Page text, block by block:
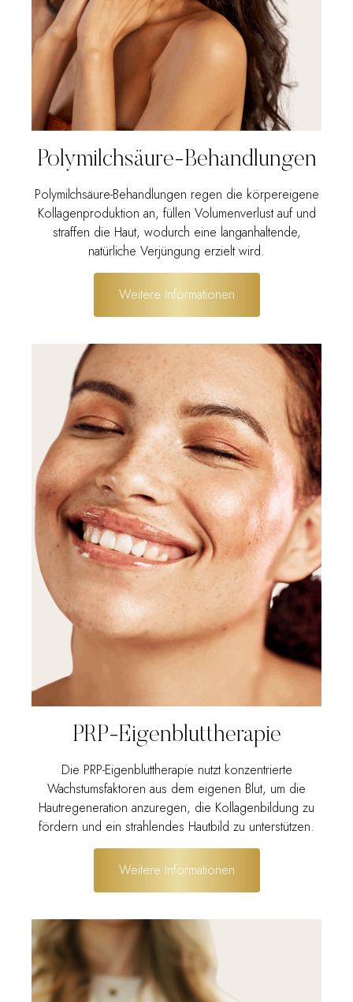
Polymilchsäure-Behandlungen
Polymilchsäure-Behandlungen regen die körpereigene
Kollagenproduktion an, füllen Volumenverlust auf und
straffen die Haut, wodurch eine langanhaltende,
natürliche Verjüngung erzielt wird.
Weitere Informationen
PRP-Eigenbluttherapie
Die PRP-Eigenbluttherapie nutzt konzentrierte
Wachstumsfaktoren aus dem eigenen Blut, um die
Hautregeneration anzuregen, die Kollagenbildung zu
fördern und ein strahlendes Hautbild zu unterstützen.
Weitere Informationen